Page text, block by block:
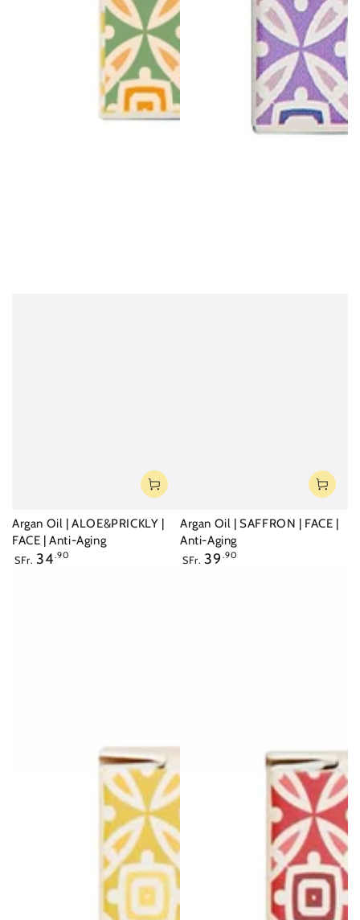
Argan Oil | ALOE&PRICKLY |
FACE | Anti-Aging
Regulärer
SFr. 34.90
Argan Oil | SAFFRON | FACE |
Anti-Aging
Regulärer
SFr. 39 .90